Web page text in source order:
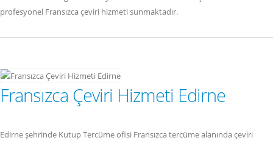
profesyonel Fransızca çeviri hizmeti sunmaktadır.
Fransızca Çeviri Hizmeti Edirne
Edirne şehrinde Kutup Tercüme ofisi Fransızca tercüme alanında çeviri